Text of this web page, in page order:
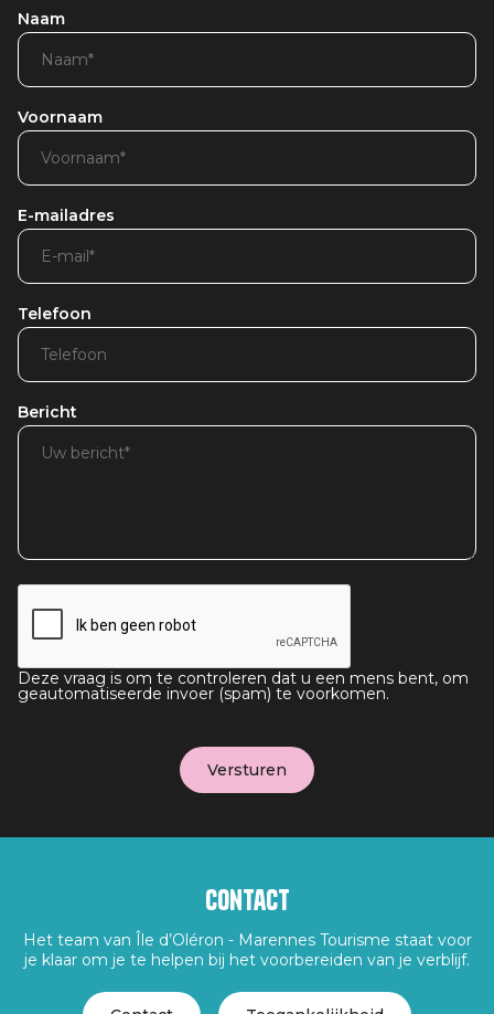
Naam
Voornaam
E-mailadres
Telefoon
Bericht
Deze vraag is om te controleren dat u een mens bent, om
geautomatiseerde invoer (spam) te voorkomen.
Contact
Het team van Île d’Oléron - Marennes Tourisme staat voor
je klaar om je te helpen bij het voorbereiden van je verblijf.